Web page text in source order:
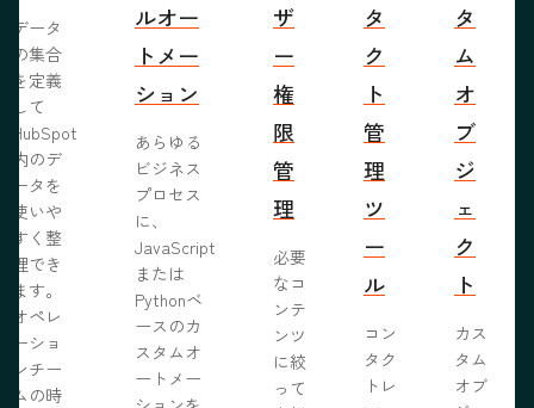
データ
の集合
を定義
して
HubSpot
内のデ
ータを
使いや
すく整
理でき
ます。
オペレ
ーショ
ンチー
ムの時
ルオー
トメー
ション
あらゆる
ビジネス
プロセス
に、
JavaScript
または
Pythonベ
ースのカ
スタムオ
ートメー
ザ
ー
権
限
管
理
必要
なコ
ンテ
ンツ
に絞
って
タ
ク
ト
管
理
ツ
ー
ル
コン
タク
トレ
タ
ム
オ
ブ
ジ
ェ
ク
ト
カス
タム
オブ